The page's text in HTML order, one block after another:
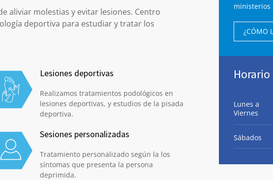
aliviar molestias y evitar lesiones. Centro
deportiva para estudiar y tratar los
Lesiones deportivas
Realizamos tratamientos podológicos en
lesiones deportivas, y estudios de la pisada
deportiva.
Sesiones personalizadas
Tratamiento personalizado según la los
síntomas que presenta la persona
deprimida.
ministerios
¿CÓMO
Horario
Lunes a
Viernes
Sábados